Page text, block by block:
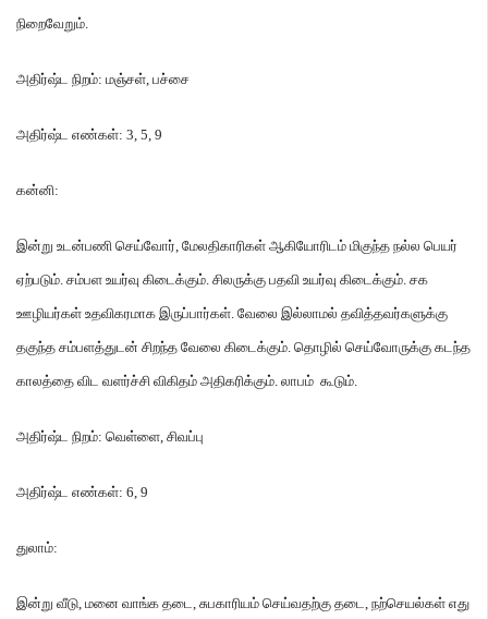
நிறைவேறும்.
அதிர்ஷ்ட நிறம்: மஞ்சள், பச்சை
அதிர்ஷ்ட எண்கள்: 3, 5, 9
கன்னி:
இன்று உடன்பணி செய்வோர், மேலதிகாரிகள் ஆகியோரிடம் மிகுந்த நல்ல பெயர்
ஏற்படும். சம்பள உயர்வு கிடைக்கும். சிலருக்கு பதவி உயர்வு கிடைக்கும். சக
ஊழியர்கள் உதவிகரமாக இருப்பார்கள். வேலை இல்லாமல் தவித்தவர்களுக்கு
தகுந்த சம்பளத்துடன் சிறந்த வேலை கிடைக்கும். தொழில் செய்வோருக்கு கடந்த
காலத்தை விட வளர்ச்சி விகிதம் அதிகரிக்கும். லாபம் கூடும்.
அதிர்ஷ்ட நிறம்: வெள்ளை, சிவப்பு
அதிர்ஷ்ட எண்கள்: 6, 9
துலாம்:
இன்று வீடு, மனை வாங்க தடை, சுபகாரியம் செய்வதற்கு தடை, நற்செயல்கள் எது